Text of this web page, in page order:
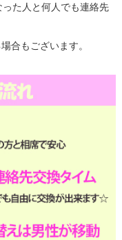
た人と何人でも連絡先
合もございます。